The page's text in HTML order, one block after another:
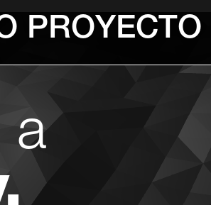
PROYECTO
a